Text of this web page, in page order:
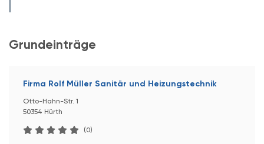
Grundeinträge
Firma Rolf Müller Sanitär und Heizungstechnik
Otto-Hahn-Str. 1
50354 Hürth
(0)